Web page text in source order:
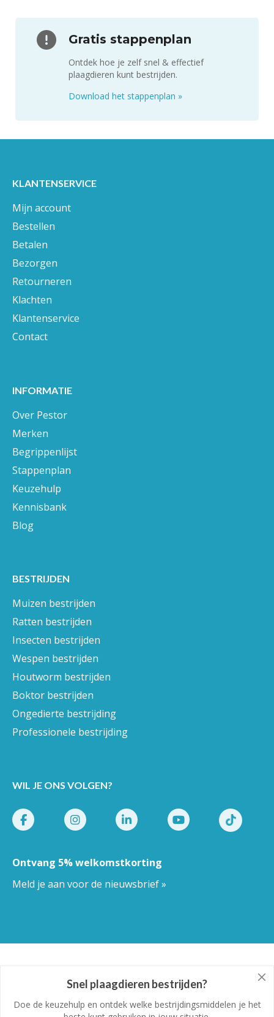
Gratis stappenplan
Ontdek hoe je zelf snel & effectief
plaagdieren kunt bestrijden.
Download het stappenplan »
KLANTENSERVICE
Mijn account
Bestellen
Betalen
Bezorgen
Retourneren
Klachten
Klantenservice
Contact
INFORMATIE
Over Pestor
Merken
Begrippenlijst
Stappenplan
Keuzehulp
Kennisbank
Blog
BESTRIJDEN
Muizen bestrijden
Ratten bestrijden
Insecten bestrijden
Wespen bestrijden
Houtworm bestrijden
Boktor bestrijden
Ongedierte bestrijding
Professionele bestrijding
WIL JE ONS VOLGEN?
Ontvang 5% welkomstkorting
Meld je aan voor de nieuwsbrief »
Snel plaagdieren bestrijden?
Doe de keuzehulp en ontdek welke bestrijdingsmiddelen je het